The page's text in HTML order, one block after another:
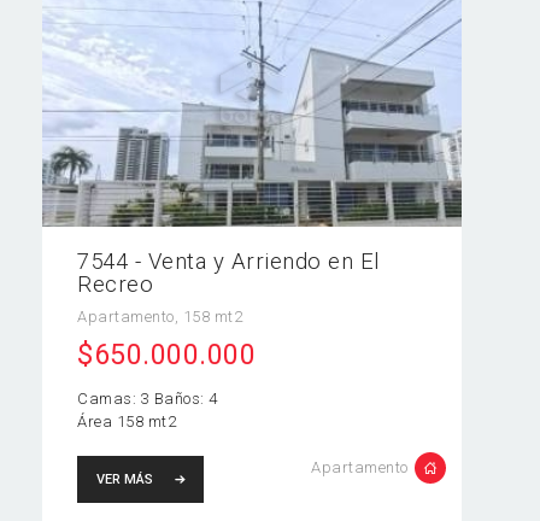
7544 - Venta y Arriendo en El
Recreo
Apartamento, 158 mt2
$650.000.000
Camas: 3 Baños: 4
Área 158 mt2
VER MÁS
Apartamento